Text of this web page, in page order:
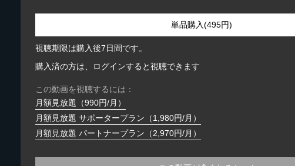
単品購入(495円)
視聴期限は購入後7日間です。
購入済の方は、ログインすると視聴できます
この動画を視聴するには：
月額見放題（990円/月）
月額見放題 サポータープラン（1,980円/月）
月額見放題 パートナープラン（2,970円/月）